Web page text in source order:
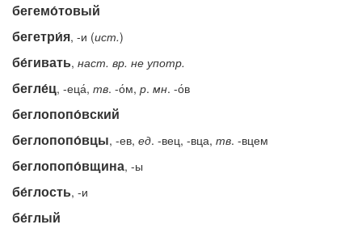
бегемо́товый
бегетри́я, -и (ист.)
бе́гивать, наст. вр. не употр.
бегле́ц, -еца́, тв. -о́м, р. мн. -о́в
беглопопо́вский
беглопопо́вцы, -ев, ед. -вец, -вца, тв. -вцем
беглопопо́вщина, -ы
бе́глость, -и
бе́глый